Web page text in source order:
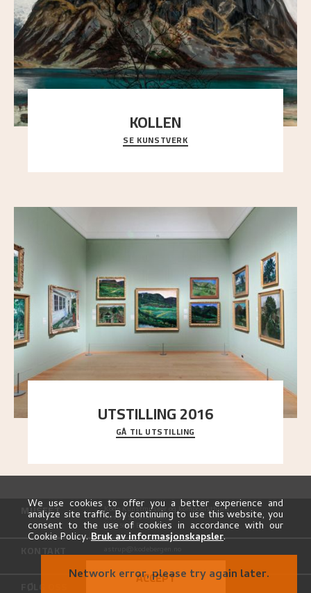
KOLLEN
Et ruvende fjell dominerer bildeflaten, og står i
sterk kontrast til det spinkle rognetreet ute
SE KUNSTVERK
UTSTILLING 2016
En komplett oversikt over Nikolai Astrups
utstillinger, fra debuten i 1900 og frem til i dag.
GÅ TIL UTSTILLING
MUSEET Kode Kunstmuseer og komponisthjem
Vestre Strømkaien 7
NO-5008 Bergen
KONTAKT
We use cookies to offer you a better experience and
analyze site traffic. By continuing to use this website, you
consent to the use of cookies in accordance with our
Cookie Policy. Bruk av informasjonskapsler.
ACCEPT
Network error, please try again later.